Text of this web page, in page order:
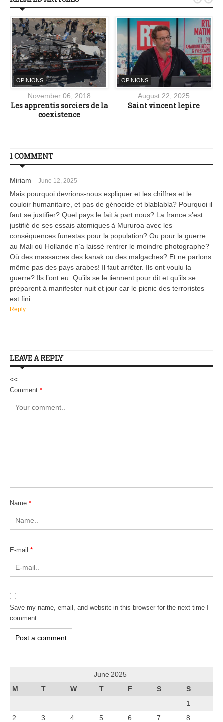
OPINIONS
November 06, 2018
Les apprentis sorciers de la
coexistence
OPINIONS
August 22, 2025
Saint vincent lepire
1 COMMENT
Miriam June 12, 2025
Mais pourquoi devrions-nous expliquer et les chiffres et le
couloir humanitaire, et pas de génocide et blablabla? Pourquoi il
faut se justifier? Quel pays le fait à part nous? La france s’est
justifié de ses essais atomiques à Mururoa avec les
conséquences funestas pour la population? Ou pour la guerre
au Mali où Hollande n’a laissé rentrer le moindre photographe?
Où des massacres des kanak ou des malgaches? Et ne parlons
même pas des pays arabes! Il faut arrêter. Ils ont voulu la
guerre? Ils l’ont eu. Qu’ils se le tiennent pour dit et qu’ils se
préparent à manifester nuit et jour car le picnic des terroristes
est fini.
Reply
LEAVE A REPLY
<<
Comment:*
Name:*
E-mail:*
Save my name, email, and website in this browser for the next time I
comment.
June 2025
M
T W T F S
S
1
2
3 4 5 6 7
8